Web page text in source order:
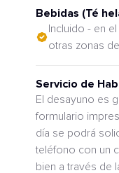
Bebidas (Té
Incluido - en
otras zonas
Servicio de
El desayuno es
formulario
día se podrá
teléfono con un
bien a través de